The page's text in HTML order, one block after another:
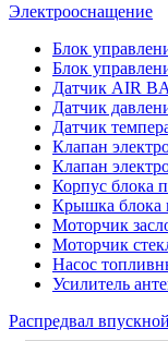
Электрооснащение
Блок
Блок
Датчик AIR
Датчик
Датчик
Клапан
Клапан
Корпус блока
Крышка блока
Моторчик
Моторчик
Насос
Усилитель
Распредвал